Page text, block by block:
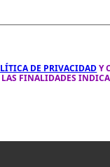
DE PRIVACIDADY
LAS FINALIDADES